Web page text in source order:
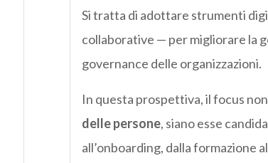
Si tratta di adottare strumenti
collaborative — per migliorare la
governance delle organizzazioni.
In questa prospettiva, il focus
delle persone, siano esse
all’onboarding, dalla formazione